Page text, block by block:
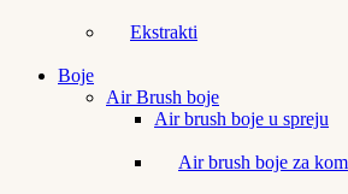
Ekstrakti
Boje
Air Brush boje
Air brush boje u spreju
Air brush boje za